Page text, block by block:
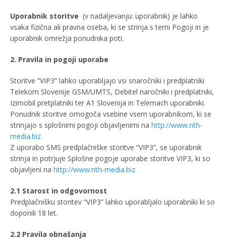
Uporabnik storitve (v nadaljevanju: uporabnik) je lahko
vsaka fizična ali pravna oseba, ki se strinja s temi Pogoji in je
uporabnik omrežja ponudnika poti.
2. Pravila in pogoji uporabe
Storitve “VIP3” lahko uporabljajo vsi snaročniki i predplatniki
Telekom Slovenije GSM/UMTS, Debitel naročniki i predplatniki,
Izimobil pretplatniki ter A1 Slovenija in Telemach uporabniki.
Ponudnik storitve omogoča vsebine vsem uporabnikom, ki se
strinjajo s splošnimi pogoji objavljenimi na http://www.nth-
media.biz
Z uporabo SMS predplačniške storitve “VIP3”, se uporabnik
strinja in potrjuje Splošne pogoje uporabe storitve VIP3, ki so
objavljeni na http://www.nth-media.biz
2.1 Starost in odgovornost
Predplačnišku storitev “VIP3” lahko uporabljalo uporabniki ki so
doponili 18 let.
2.2 Pravila obnašanja